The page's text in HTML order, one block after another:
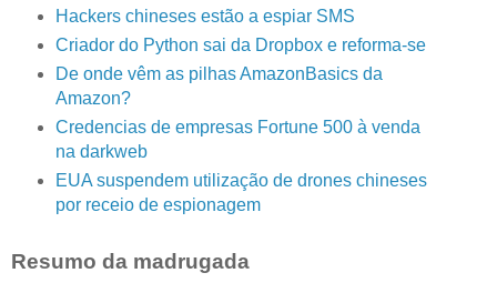
Hackers chineses estão a espiar SMS
Criador do Python sai da Dropbox e reforma-se
De onde vêm as pilhas AmazonBasics da
Amazon?
Credencias de empresas Fortune 500 à venda
na darkweb
EUA suspendem utilização de drones chineses
por receio de espionagem
Resumo da madrugada